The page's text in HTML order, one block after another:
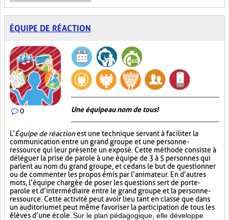
ÉQUIPE DE RÉACTION
0 Une équipe au nom de tous!
L’Équipe de réactionest une technique servant à faciliter la
communication entre un grand groupe et une personne-
ressource qui leur présente un exposé. Cette méthode consiste à
déléguer la prise de parole à une équipe de 3 à 5 personnes qui
parlent au nom du grand groupe, et ce dans le but de questionner
ou de commenter les propos émis par l’animateur. En d’autres
mots, l’équipe chargée de poser les questions sert de porte-
parole et d’intermédiaire entre le grand groupe et la personne-
ressource. Cette activité peut avoir lieu tant en classe que dans
un auditorium et peut même favoriser la participation de tous les
élèves d’une école. Sur le plan pédagogique, elle développe